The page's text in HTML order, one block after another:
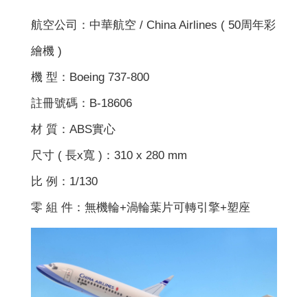
航空公司：中華航空 / China Airlines ( 50周年彩
繪機 )
機 型：Boeing 737-800
註冊號碼：B-18606
材 質：ABS實心
尺寸 ( 長x寬 )：310 x 280 mm
比 例：1/130
零 組 件：無機輪+渦輪葉片可轉引擎+塑座